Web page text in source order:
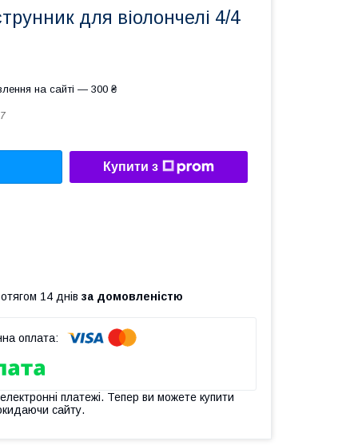
для віолончелі 4/4
на сайті — 300 ₴
Купити з
14 днів за домовленістю
платежі. Тепер ви можете купити
сайту.